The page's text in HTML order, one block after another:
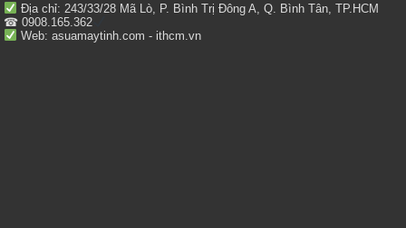
Địa chỉ: 243/33/28 Mã Lò, P. Bình Trị Đông A, Q. Bình Tân, TP.HCM
☎ 0908.165.362
Web: asuamaytinh.com - ithcm.vn